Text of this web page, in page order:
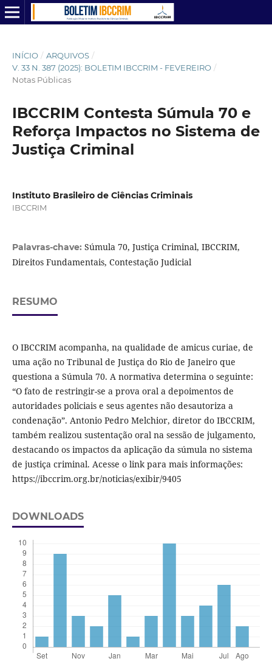
INÍCIO / ARQUIVOS /
V. 33 N. 387 (2025): BOLETIM IBCCRIM - FEVEREIRO /
Notas Públicas
IBCCRIM Contesta Súmula 70 e
Reforça Impactos no Sistema de
Justiça Criminal
Instituto Brasileiro de Ciências Criminais
IBCCRIM
Palavras-chave: Súmula 70, Justiça Criminal, IBCCRIM,
Direitos Fundamentais, Contestação Judicial
RESUMO
O IBCCRIM acompanha, na qualidade de amicus curiae, de
uma ação no Tribunal de Justiça do Rio de Janeiro que
questiona a Súmula 70. A normativa determina o seguinte:
“O fato de restringir-se a prova oral a depoimentos de
autoridades policiais e seus agentes não desautoriza a
condenação”. Antonio Pedro Melchior, diretor do IBCCRIM,
também realizou sustentação oral na sessão de julgamento,
destacando os impactos da aplicação da súmula no sistema
de justiça criminal. Acesse o link para mais informações:
https://ibccrim.org.br/noticias/exibir/9405
DOWNLOADS